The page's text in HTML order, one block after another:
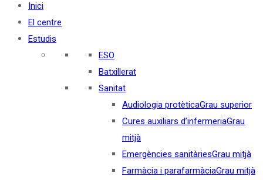
Inici
El centre
Estudis
ESO
Batxillerat
Sanitat
Audiologia protèticaGrau superior
Cures auxiliars d’infermeriaGrau
mitjà
Emergències sanitàriesGrau mitjà
Farmàcia i parafarmàciaGrau mitjà